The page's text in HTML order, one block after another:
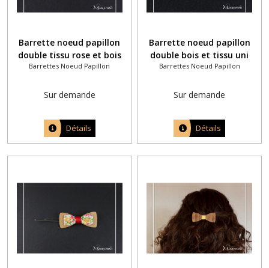
Barrette noeud papillon
double tissu rose et bois
chêne foncé fil vert kaki
Barrettes Noeud Papillon
Sur demande
Détails
Barrette noeud papillon
double bois et tissu uni
corail
Barrettes Noeud Papillon
Sur demande
Détails